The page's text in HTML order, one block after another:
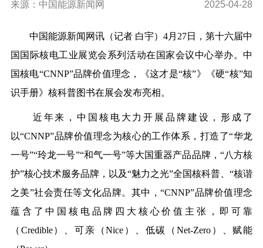
来源：中国能源新闻网 2025-04-28
中国能源新闻网讯（记者 白宇）4月27日，第十六届中
国国际核电工业展览会系列活动在国家会议中心举办。中
国核电“CNNP”品牌价值理念，《这才是“核”》《硬“核”知
识手册》核科普图书在展会发布亮相。
近年来，中国核电大力开展品牌建设，形成了
以“CNNP”品牌价值理念为核心的工作体系， 打造了“华龙
一号”“玲龙一号”“和气一号”等大国重器产品品牌，“八方核
护”核心技术服务品牌，以及“魅力之光”全国核科普、“核谐
之美”社会责任等文化品牌。 其中，“CNNP”品牌价值理念
蕴含了中国核电品牌四大核心价值主张，即可靠
（Credible）、可亲（Nice）、低碳（Net-Zero）、赋能